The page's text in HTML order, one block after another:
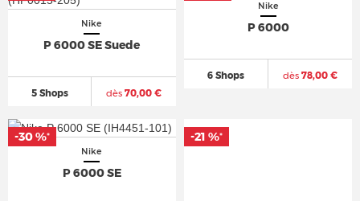
Nike
P 6000 SE Suede
5 Shops dès70,00 €
Nike
P 6000
6 Shops dès78,00 €
Nike
P 6000 SE
-30 %* -21 %*